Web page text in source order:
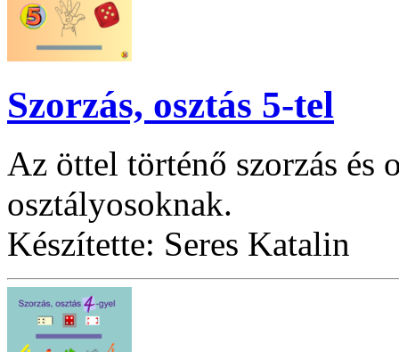
Szorzás, osztás 5-tel
Az öttel történő szorzás és
osztályosoknak.
Készítette: Seres Katalin